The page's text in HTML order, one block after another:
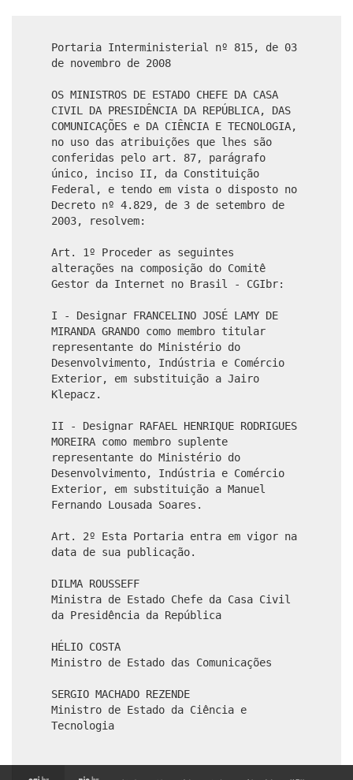
Portaria Interministerial nº 815, de 03
de novembro de 2008
OS MINISTROS DE ESTADO CHEFE DA CASA
CIVIL DA PRESIDÊNCIA DA REPÚBLICA, DAS
COMUNICAÇÕES e DA CIÊNCIA E TECNOLOGIA,
no uso das atribuições que lhes são
conferidas pelo art. 87, parágrafo
único, inciso II, da Constituição
Federal, e tendo em vista o disposto no
Decreto nº 4.829, de 3 de setembro de
2003, resolvem:
Art. 1º Proceder as seguintes
alterações na composição do Comitê
Gestor da Internet no Brasil - CGIbr:
I - Designar FRANCELINO JOSÉ LAMY DE
MIRANDA GRANDO como membro titular
representante do Ministério do
Desenvolvimento, Indústria e Comércio
Exterior, em substituição a Jairo
Klepacz.
II - Designar RAFAEL HENRIQUE RODRIGUES
MOREIRA como membro suplente
representante do Ministério do
Desenvolvimento, Indústria e Comércio
Exterior, em substituição a Manuel
Fernando Lousada Soares.
Art. 2º Esta Portaria entra em vigor na
data de sua publicação.
DILMA ROUSSEFF
Ministra de Estado Chefe da Casa Civil
da Presidência da República
HÉLIO COSTA
Ministro de Estado das Comunicações
SERGIO MACHADO REZENDE
Ministro de Estado da Ciência e
Tecnologia